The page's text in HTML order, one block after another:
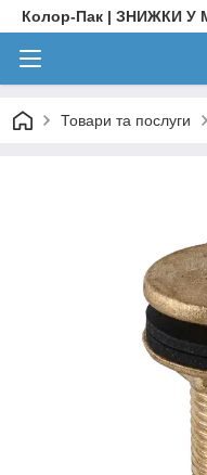
Колор-Пак | ЗНИЖКИ У
Товари та послуги